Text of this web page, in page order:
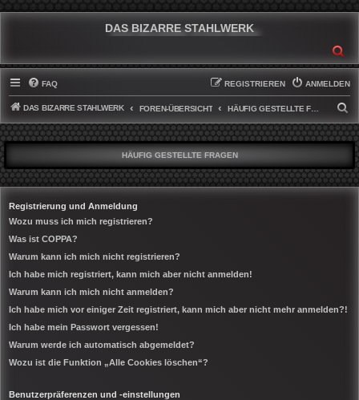
DAS BIZARRE STAHLWERK
FAQ ANMELDEN
REGISTRIEREN
DAS BIZARRE STAHLWERK FOREN-ÜBERSICHT HÄUFIG GESTELLTE FRAGEN
U
C
H
E
HÄUFIG GESTELLTE FRAGEN
Registrierung und Anmeldung
Wozu muss ich mich registrieren?
Was ist COPPA?
Warum kann ich mich nicht registrieren?
Ich habe mich registriert, kann mich aber nicht anmelden!
Warum kann ich mich nicht anmelden?
Ich habe mich vor einiger Zeit registriert, kann mich aber nicht mehr anmelden?!
Ich habe mein Passwort vergessen!
Warum werde ich automatisch abgemeldet?
Wozu ist die Funktion „Alle Cookies löschen“?
Benutzerpräferenzen und -einstellungen